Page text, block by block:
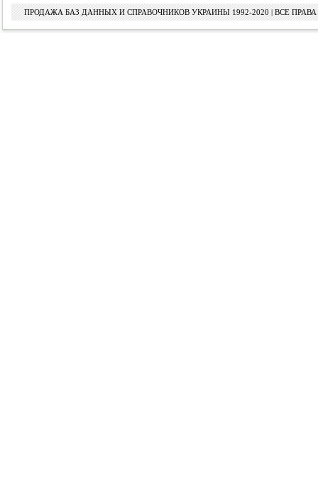
ПРОДАЖА БАЗ ДАННЫХ И СПРАВОЧНИКОВ УКРАИНЫ 1992-2020 | ВСЕ